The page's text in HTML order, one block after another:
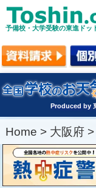
予備校・大学受験の東進ドッ
Produced by
Home > 大阪府 >